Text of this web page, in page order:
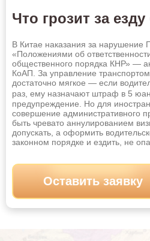
Что грозит за
В Китае наказания за нарушение
«Положениями об
общественного порядка КНР» —
КоАП. За управление
достаточно мягкое — если
раз, ему назначают штраф в 5
предупреждение. Но для
совершение административного
быть чревато аннулированием
допускать, а оформить
законном порядке и ездить, не
Оставить заявку
Ноябрьск
Орёл
Орск
Первоуральск
Петрозаводск
Прокопьевск
Пятигорск
Рубцовск